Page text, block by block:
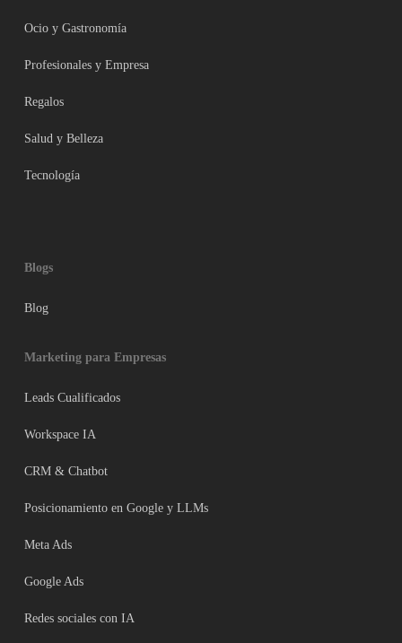
Ocio y Gastronomía
Profesionales y Empresa
Regalos
Salud y Belleza
Tecnología
Blogs
Blog
Marketing para Empresas
Leads Cualificados
Workspace IA
CRM & Chatbot
Posicionamiento en Google y LLMs
Meta Ads
Google Ads
Redes sociales con IA